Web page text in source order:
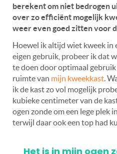
berekent om niet bedrogen
over zo efficiënt mogelijk
weer even goed zitten voor
Hoewel ik altijd wiet kweek in
eigen gebruik, probeer ik dat
te doen door optimaal
ruimte van mijn kweekkast.
ik de kast zo vol mogelijk
kubieke centimeter van de
ogen zonde om een lege plek
terwijl daar ook een top had
Het is in mijn ogen